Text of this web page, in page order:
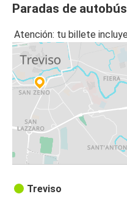
Paradas de
Atención: tu billete
Treviso